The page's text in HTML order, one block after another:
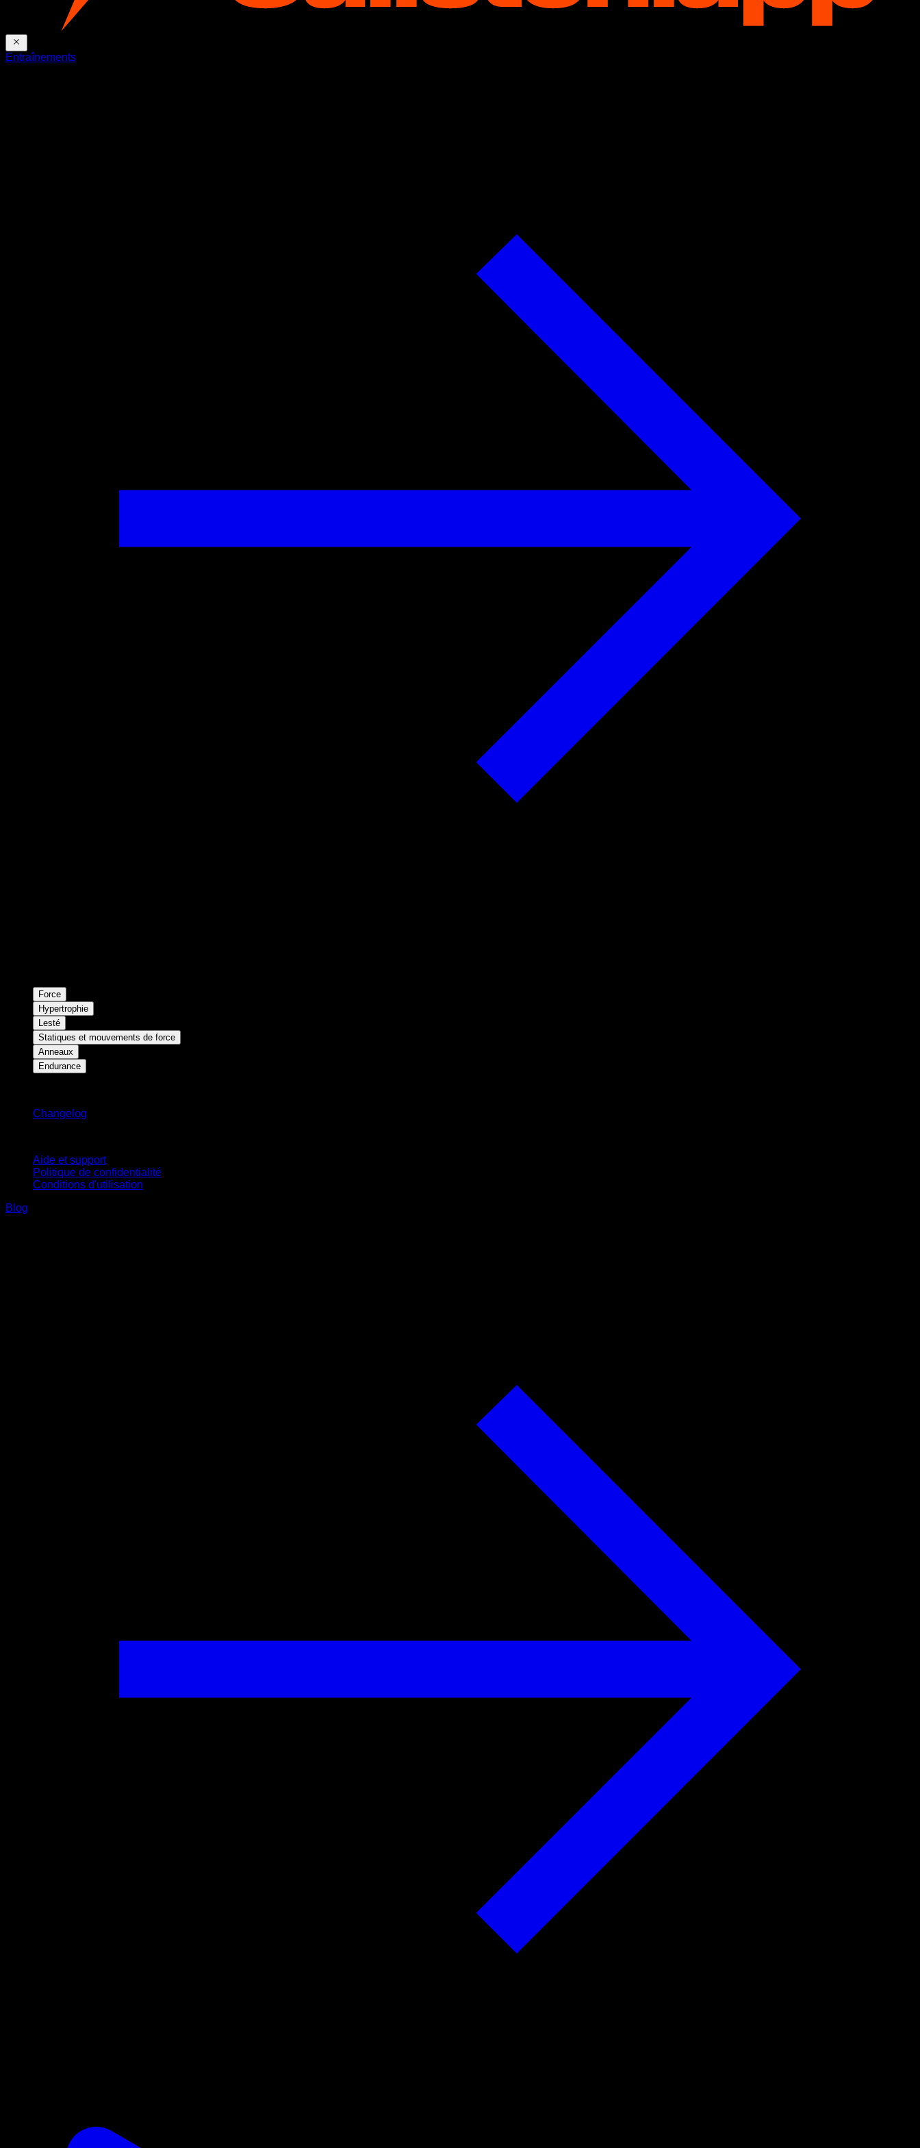
Entraînements
Force
Hypertrophie
Lesté
Statiques et mouvements de force
Anneaux
Endurance
Changelog
Aide et support
Politique de confidentialité
Conditions d'utilisation
Blog